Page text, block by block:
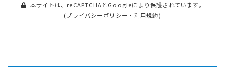
本サイトは、reCAPTCHAとGoogleにより保護されています。
(プライバシーポリシー ・ 利用規約)